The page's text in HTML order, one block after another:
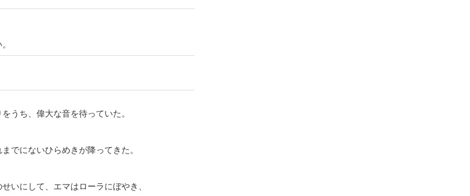
うち、偉大な音を待っていた。
でにないひらめきが降ってきた。
いにして、エマはローラにぼやき、